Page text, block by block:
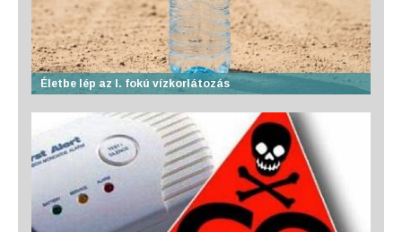
Életbe lép az I. fokú vízkorlátozás